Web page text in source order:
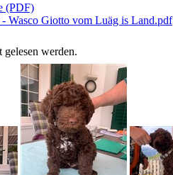
(PDF)
Wasco Giotto vom Luäg is Land.pdf
werden.